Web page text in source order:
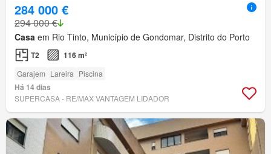
284 000 €
294 000 €
Casa em Rio Tinto, Município de Gondomar, Distrito do Porto
T2 116 m²
Garajem Lareira Piscina
Há 14 dias
SUPERCASA - RE/MAX VANTAGEM LIDADOR